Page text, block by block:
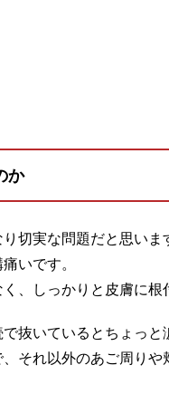
か
切実な問題だと思いま
いです。
、しっかりと皮膚に根
抜いているとちょっと
それ以外のあご周り